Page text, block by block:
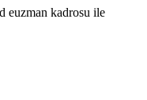
euzman kadrosu ile